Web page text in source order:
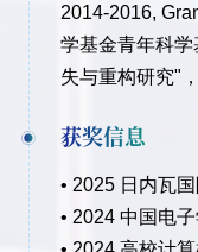
2014-2016,
学基金青年科
失与重构研究"
获奖信息
• 2025 日内瓦
• 2024 中国电